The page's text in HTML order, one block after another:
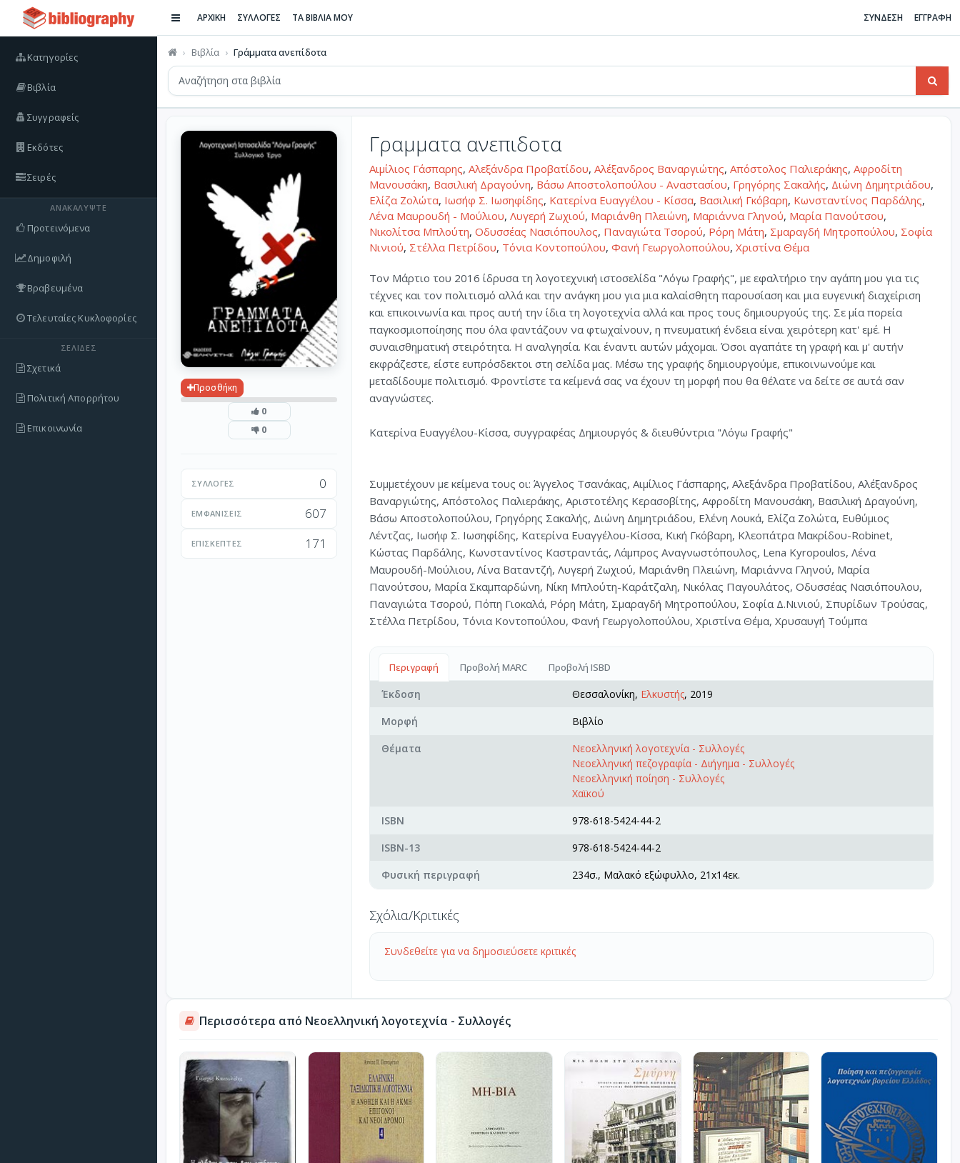
Κατηγορίες
Βιβλία
Συγγραφείς
Εκδότες
Σειρές
ΑΝΑΚΑΛΎΨΤΕ
Προτεινόμενα
Δημοφιλή
Βραβευμένα
Τελευταίες Κυκλοφορίες
ΣΕΛΊΔΕΣ
Σχετικά
Πολιτική Απορρήτου
Επικοινωνία
ΑΡΧΙΚΗ ΣΥΛΛΟΓΕΣ ΤΑ ΒΙΒΛΙΑ ΜΟΥ ΣΥΝΔΕΣΗ ΕΓΓΡΑΦΗ
Βιβλία Γράμματα ανεπίδοτα
Προσθήκη
0
0
ΣΥΛΛΟΓΈΣ 0
ΕΜΦΑΝΊΣΕΙΣ 607
ΕΠΙΣΚΈΠΤΕΣ 171
Γραμματα ανεπιδοτα
Αιμίλιος Γάσπαρης, Αλεξάνδρα Προβατίδου, Αλέξανδρος Βαναργιώτης, Απόστολος Παλιεράκης, Αφροδίτη
Μανουσάκη, Βασιλική Δραγούνη, Βάσω Αποστολοπούλου - Αναστασίου, Γρηγόρης Σακαλής, Διώνη Δημητριάδου,
Ελίζα Ζολώτα, Ιωσήφ Σ. Ιωσηφίδης, Κατερίνα Ευαγγέλου - Κίσσα, Βασιλική Γκόβαρη, Κωνσταντίνος Παρδάλης,
Λένα Μαυρουδή - Μούλιου, Λυγερή Ζωχιού, Μαριάνθη Πλειώνη, Μαριάννα Γληνού, Μαρία Πανούτσου,
Νικολίτσα Μπλούτη, Οδυσσέας Νασιόπουλος, Παναγιώτα Τσορού, Ρόρη Μάτη, Σμαραγδή Μητροπούλου, Σοφία
Νινιού, Στέλλα Πετρίδου, Τόνια Κοντοπούλου, Φανή Γεωργολοπούλου, Χριστίνα Θέμα
Τον Μάρτιο του 2016 ίδρυσα τη λογοτεχνική ιστοσελίδα "Λόγω Γραφής", με εφαλτήριο την αγάπη μου για τις
τέχνες και τον πολιτισμό αλλά και την ανάγκη μου για μια καλαίσθητη παρουσίαση και μια ευγενική διαχείριση
και επικοινωνία και προς αυτή την ίδια τη λογοτεχνία αλλά και προς τους δημιουργούς της. Σε μία πορεία
παγκοσμιοποίησης που όλα φαντάζουν να φτωχαίνουν, η πνευματική ένδεια είναι χειρότερη κατ' εμέ. Η
συναισθηματική στειρότητα. Η αναλγησία. Και έναντι αυτών μάχομαι. Όσοι αγαπάτε τη γραφή και μ' αυτήν
εκφράζεστε, είστε ευπρόσδεκτοι στη σελίδα μας. Μέσω της γραφής δημιουργούμε, επικοινωνούμε και
μεταδίδουμε πολιτισμό. Φροντίστε τα κείμενά σας να έχουν τη μορφή που θα θέλατε να δείτε σε αυτά σαν
αναγνώστες.
Κατερίνα Ευαγγέλου-Κίσσα, συγγραφέας Δημιουργός & διευθύντρια "Λόγω Γραφής"
Συμμετέχουν με κείμενα τους οι: Άγγελος Τσανάκας, Αιμίλιος Γάσπαρης, Αλεξάνδρα Προβατίδου, Αλέξανδρος
Βαναργιώτης, Απόστολος Παλιεράκης, Αριστοτέλης Κερασοβίτης, Αφροδίτη Μανουσάκη, Βασιλική Δραγούνη,
Βάσω Αποστολοπούλου, Γρηγόρης Σακαλής, Διώνη Δημητριάδου, Ελένη Λουκά, Ελίζα Ζολώτα, Ευθύμιος
Λέντζας, Ιωσήφ Σ. Ιωσηφίδης, Κατερίνα Ευαγγέλου-Κίσσα, Κική Γκόβαρη, Κλεοπάτρα Μακρίδου-Robinet,
Κώστας Παρδάλης, Κωνσταντίνος Καστραντάς, Λάμπρος Αναγνωστόπουλος, Lena Kyropoulos, Λένα
Μαυρουδή-Μούλιου, Λίνα Βαταντζή, Λυγερή Ζωχιού, Μαριάνθη Πλειώνη, Μαριάννα Γληνού, Μαρία
Πανούτσου, Μαρία Σκαμπαρδώνη, Νίκη Μπλούτη-Καράτζαλη, Νικόλας Παγουλάτος, Οδυσσέας Νασιόπουλου,
Παναγιώτα Τσορού, Πόπη Γιοκαλά, Ρόρη Μάτη, Σμαραγδή Μητροπούλου, Σοφία Δ.Νινιού, Σπυρίδων Τρούσας,
Στέλλα Πετρίδου, Τόνια Κοντοπούλου, Φανή Γεωργολοπούλου, Χριστίνα Θέμα, Χρυσαυγή Τούμπα
Περιγραφή Προβολή MARC Προβολή ISBD
Έκδοση Θεσσαλονίκη, Ελκυστής, 2019
Μορφή
Βιβλίο
Θέματα
Νεοελληνική λογοτεχνία - Συλλογές
Νεοελληνική πεζογραφία - Διήγημα - Συλλογές
Νεοελληνική ποίηση - Συλλογές
Χαϊκού
ISBN
978-618-5424-44-2
ISBN-13
978-618-5424-44-2
Φυσική περιγραφή
234σ., Μαλακό εξώφυλλο, 21x14εκ.
Σχόλια/Κριτικές
Συνδεθείτε για να δημοσιεύσετε κριτικές
Περισσότερα από Νεοελληνική λογοτεχνία - Συλλογές